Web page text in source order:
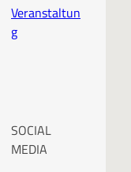
Veranstaltun
g
SOCIAL
MEDIA